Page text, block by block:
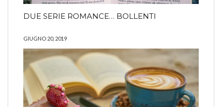
DUE SERIE ROMANCE… BOLLENTI
GIUGNO 20, 2019